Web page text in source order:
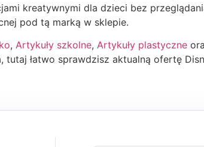
kreatywnymi dla dzieci bez
pod tą marką w sklepie.
, Artykuły szkolne, Artykuły plastyczne
tutaj łatwo sprawdzisz aktualną ofertę